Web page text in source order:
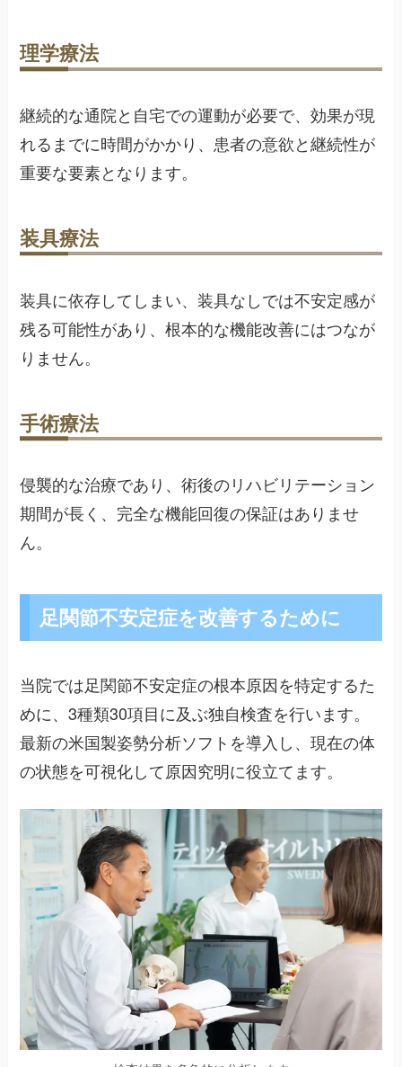
理学療法
継続的な通院と自宅での運動が必要で、効果が現
れるまでに時間がかかり、患者の意欲と継続性が
重要な要素となります。
装具療法
装具に依存してしまい、装具なしでは不安定感が
残る可能性があり、根本的な機能改善にはつなが
りません。
手術療法
侵襲的な治療であり、術後のリハビリテーション
期間が長く、完全な機能回復の保証はありませ
ん。
足関節不安定症を改善するために
当院では足関節不安定症の根本原因を特定するた
めに、3種類30項目に及ぶ独自検査を行います。
最新の米国製姿勢分析ソフトを導入し、現在の体
の状態を可視化して原因究明に役立てます。